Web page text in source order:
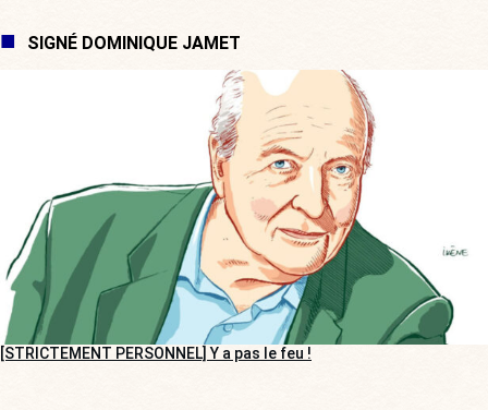
SIGNÉ DOMINIQUE JAMET
[STRICTEMENT PERSONNEL] Y a pas le feu !